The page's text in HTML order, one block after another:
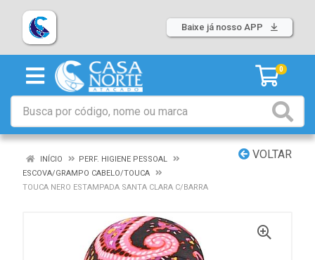
Baixe já nosso APP
0
VOLTAR
INÍCIO
PERF. HIGIENE PESSOAL
ESCOVA/GRAMPO CABELO/TOUCA
TOUCA NERO ESTAMPADA SANTA CLARA C/BARRA